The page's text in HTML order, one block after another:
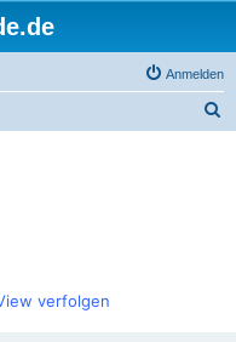
Anmelden
verfolgen